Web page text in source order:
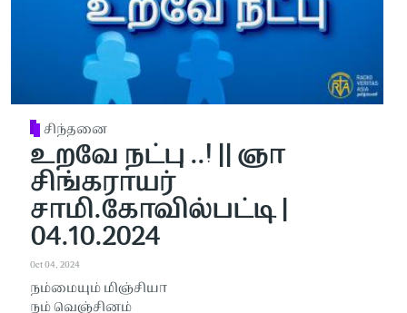
சிந்தனை
உறவே நட்பு ..! || ஞா
சிங்கராயர்
சாமி.கோவில்பட்டி |
04.10.2024
Oct 04, 2024
நம்மையும் மிஞ்சியா
நம் வெஞ்சினம்